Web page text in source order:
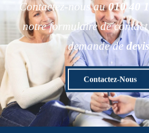
Contactez-nous au010 40
notre formulaire de
demande de devis
Contactez-Nous